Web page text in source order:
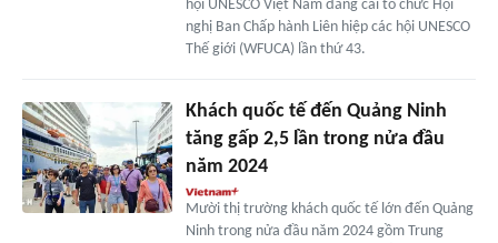
hội UNESCO Việt Nam đăng cai tổ chức Hội
nghị Ban Chấp hành Liên hiệp các hội UNESCO
Thế giới (WFUCA) lần thứ 43.
Khách quốc tế đến Quảng Ninh
tăng gấp 2,5 lần trong nửa đầu
năm 2024
Mười thị trường khách quốc tế lớn đến Quảng
Ninh trong nửa đầu năm 2024 gồm Trung